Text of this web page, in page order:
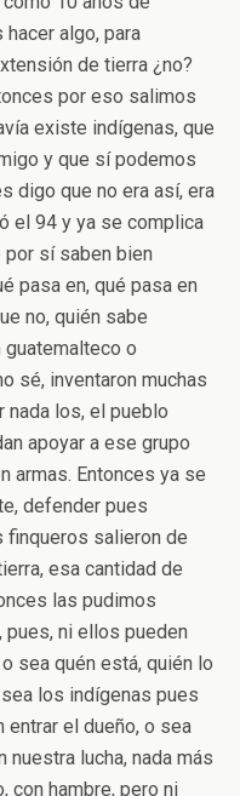
algo, para
de tierra ¿no?
por eso salimos
existe indígenas, que
y que sí podemos
digo que no era así, era
el 94 y ya se complica
por sí saben bien
pasa en, qué pasa en
no, quién sabe
o
sé, inventaron muchas
nada los, el pueblo
apoyar a ese grupo
armas. Entonces ya se
defender pues
finqueros salieron de
esa cantidad de
las pudimos
pues, ni ellos pueden
sea quén está, quién lo
los indígenas pues
entrar el dueño, o sea
lucha, nada más
con hambre, pero ni